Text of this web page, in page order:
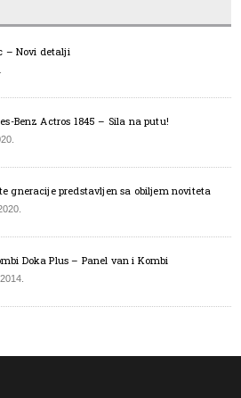
– Novi detalji
Benz Actros 1845 – Sila na putu!
gneracije predstavljen sa obiljem noviteta
Doka Plus – Panel van i Kombi